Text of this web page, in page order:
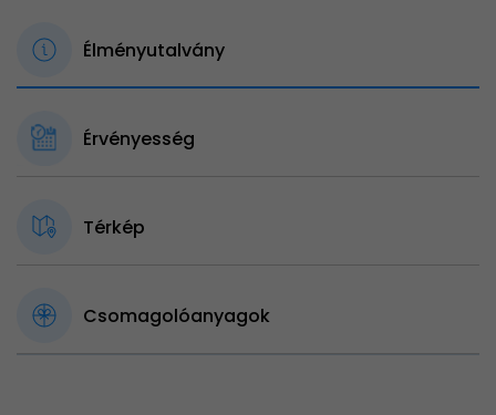
Élményutalvány
Érvényesség
Térkép
Csomagolóanyagok